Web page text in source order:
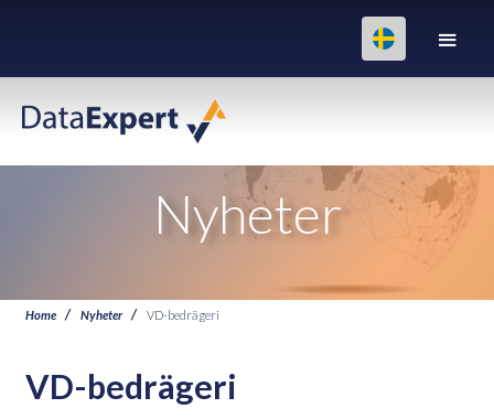
Nyheter
Home Nyheter VD-bedrägeri
VD-bedrägeri